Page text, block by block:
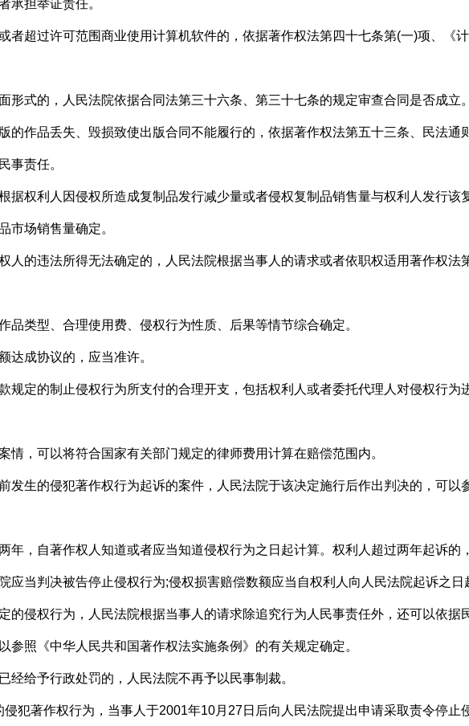
担举证责任。
过许可范围商业使用计算机软件的，依据著作权法第四十七条第(一)项、《计
的，人民法院依据合同法第三十六条、第三十七条的规定审查合同是否成立。
品丢失、毁损致使出版合同不能履行的，依据著作权法第五十三条、民法通
事责任。
利人因侵权所造成复制品发行减少量或者侵权复制品销售量与权利人发行该
市场销售量确定。
违法所得无法确定的，人民法院根据当事人的请求或者依职权适用著作权法
类型、合理使用费、侵权行为性质、后果等情节综合确定。
成协议的，应当准许。
的制止侵权行为所支付的合理开支，包括权利人或者委托代理人对侵权行为
，可以将符合国家有关部门规定的律师费用计算在赔偿范围内。
的侵犯著作权行为起诉的案件，人民法院于该决定施行后作出判决的，可以
自著作权人知道或者应当知道侵权行为之日起计算。权利人超过两年起诉的
应当判决被告停止侵权行为;侵权损害赔偿数额应当自权利人向人民法院起诉之日
权行为，人民法院根据当事人的请求除追究行为人民事责任外，还可以依据
参照《中华人民共和国著作权法实施条例》的有关规定确定。
给予行政处罚的，人民法院不再予以民事制裁。
著作权行为，当事人于2001年10月27日后向人民法院提出申请采取责令停止